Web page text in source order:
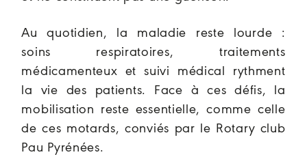
Au quotidien, la maladie reste lourde :
soins respiratoires, traitements
médicamenteux et suivi médical rythment
la vie des patients. Face à ces défis, la
mobilisation reste essentielle, comme celle
de ces motards, conviés par le Rotary club
Pau Pyrénées.